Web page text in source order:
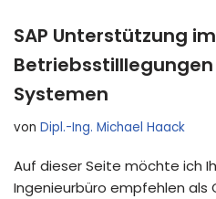
SAP Unterstützung
Betriebsstilllegungen
Systemen
von Dipl.-Ing. Michael Haack
Auf dieser Seite möchte ich
Ingenieurbüro empfehlen als